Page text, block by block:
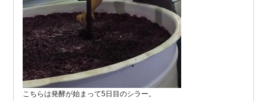
こちらは発酵が始まって5日目のシラー。